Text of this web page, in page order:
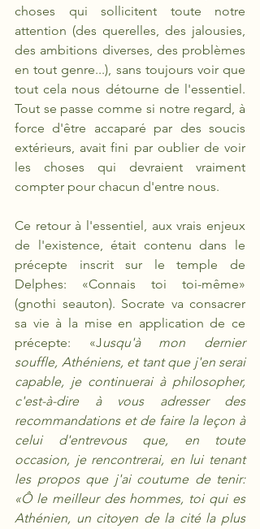
choses qui sollicitent toute notre
attention (des querelles, des jalousies,
des ambitions diverses, des problèmes
en tout genre...), sans toujours voir que
tout cela nous détourne de l'essentiel.
Tout se passe comme si notre regard, à
force d'être accaparé par des soucis
extérieurs, avait fini par oublier de voir
les choses qui devraient vraiment
compter pour chacun d'entre nous.
Ce retour à l'essentiel, aux vrais enjeux
de l'existence, était contenu dans le
précepte inscrit sur le temple de
Delphes: «Connais toi toi-même»
(gnothi seauton). Socrate va consacrer
sa vie à la mise en application de ce
précepte: «Jusqu'à mon dernier
souffle, Athéniens, et tant que j'en serai
capable, je continuerai à philosopher,
c'est-à-dire à vous adresser des
recommandations et de faire la leçon à
celui d'entrevous que, en toute
occasion, je rencontrerai, en lui tenant
les propos que j'ai coutume de tenir:
«Ô le meilleur des hommes, toi qui es
Athénien, un citoyen de la cité la plus